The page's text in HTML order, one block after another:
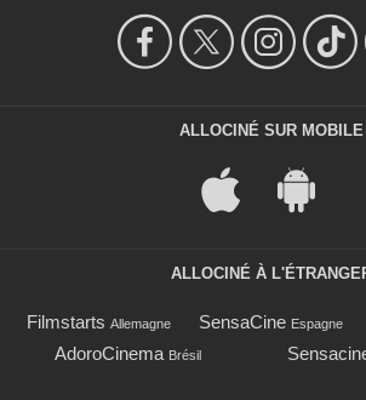
ALLOCINÉ SUR MOBILE
ALLOCINÉ À
Filmstarts Allemagne SensaCine Espagne
AdoroCinema Brésil